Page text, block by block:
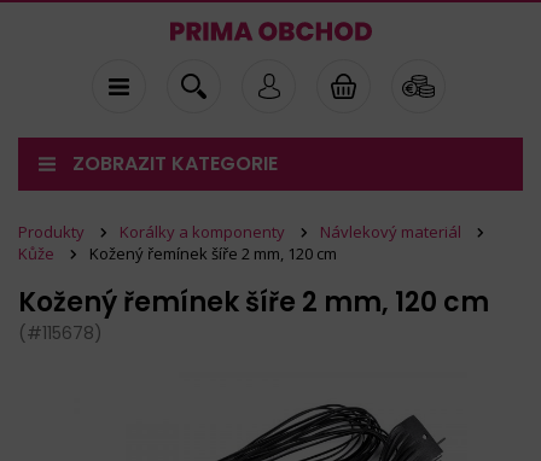
ZOBRAZIT KATEGORIE
Produkty Korálky a komponenty
Návlekový materiál
Kůže
Kožený řemínek šíře 2 mm, 120 cm
Kožený řemínek šíře 2 mm, 120 cm
(#115678)